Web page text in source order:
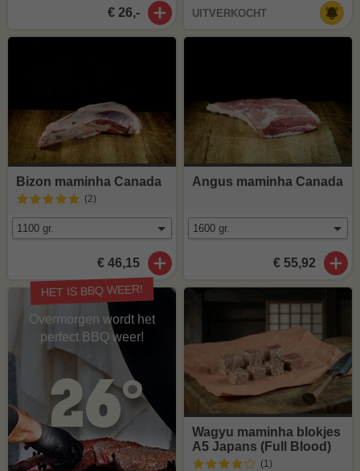
€ 26,- UITVERKOCHT
Bizon maminha Canada
(2)
€ 46,15
Angus maminha Canada
€ 55,92
Wagyu maminha blokjes
A5 Japans (Full Blood)
(1)
HET IS BBQ WEER!
Overmorgen wordt het
perfect BBQ weer!
26°